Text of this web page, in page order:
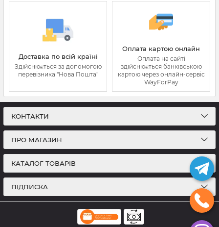
Доставка по всій країні
Здійснюється за допомогою
перевізника "Нова Пошта"
Оплата картою онлайн
Оплата на сайті
здійснюється банківською
картою через онлайн-сервіс
WayForPay
КОНТАКТИ
ПРО МАГАЗИН
КАТАЛОГ ТОВАРІВ
ПІДПИСКА